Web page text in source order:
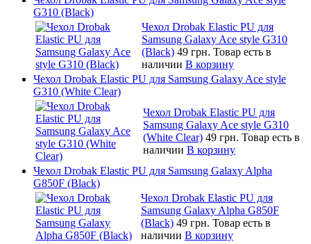
G310 (Black)
Чехол Drobak Elastic PU для
Samsung Galaxy Ace style G310
(Black) 49 грн. Товар есть в
наличии В корзину
Чехол Drobak Elastic PU для Samsung Galaxy Ace style
G310 (White Clear)
Чехол Drobak Elastic PU для
Samsung Galaxy Ace style G310
(White Clear) 49 грн. Товар есть в
наличии В корзину
Чехол Drobak Elastic PU для Samsung Galaxy Alpha
G850F (Black)
Чехол Drobak Elastic PU для
Samsung Galaxy Alpha G850F
(Black) 49 грн. Товар есть в
наличии В корзину